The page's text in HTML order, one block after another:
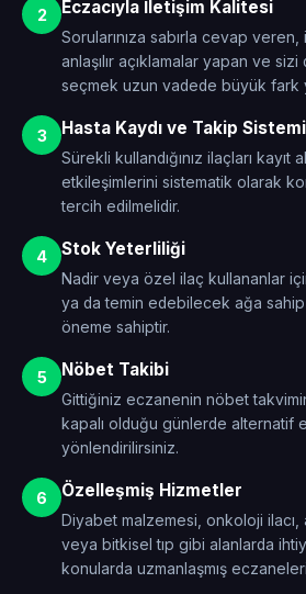
2 Eczacıyla İletişim Kalitesi
Sorularınıza sabırla cevap veren,
anlaşılır açıklamalar yapan ve
seçmek uzun vadede büyük fark
3 Hasta Kaydı ve Takip Sistemi
Sürekli kullandığınız ilaçları kayıt
etkileşimlerini sistematik olarak
tercih edilmelidir.
4 Stok Yeterliliği
Nadir veya özel ilaç kullananlar
ya da temin edebilecek ağa
öneme sahiptir.
5 Nöbet Takibi
Gittiğiniz eczanenin nöbet
kapalı olduğu günlerde alternatif
yönlendirilirsiniz.
6 Özelleşmiş Hizmetler
Diyabet malzemesi, onkoloji
veya bitkisel tıp gibi alanlarda
konularda uzmanlaşmış eczaneleri